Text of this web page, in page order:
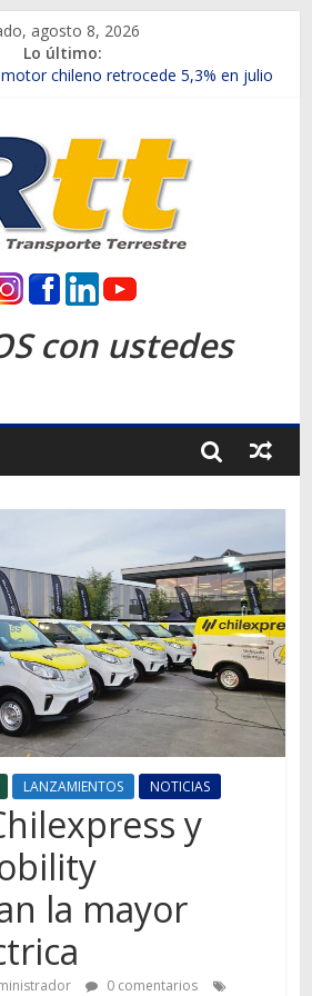
agosto 8, 2026
Lo último:
internacional en lanzar la nueva
de Chevrolet en el Biobío
nuevas sucursales en Rancagua y
la recién estrenada Bolden en
2026
con ustedes
LANZAMIENTOS NOTICIAS
y
la mayor
0 comentarios